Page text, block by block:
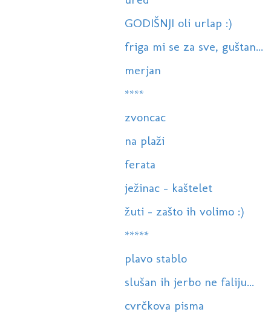
GODIŠNJI oli urlap :)
friga mi se za sve, guštan...
merjan
****
zvoncac
na plaži
ferata
ježinac - kaštelet
žuti - zašto ih volimo :)
*****
plavo stablo
slušan ih jerbo ne faliju...
cvrčkova pisma